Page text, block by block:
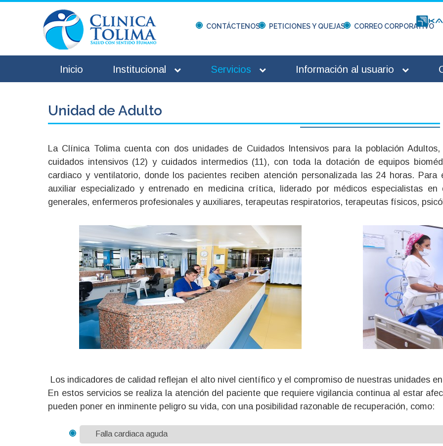
CONTÁCTENOS PETICIONES Y QUEJAS CORREO CORPORATIVO
Inicio Institucional Servicios Información al usuario
Unidad de Adulto
La Clínica Tolima cuenta con dos unidades de Cuidados Intensivos para la población
cuidados intensivos (12) y cuidados intermedios (11), con toda la dotación de equipos
cardiaco y ventilatorio, donde los pacientes reciben atención personalizada las 24 horas.
auxiliar especializado y entrenado en medicina crítica, liderado por médicos especialistas
generales, enfermeros profesionales y auxiliares, terapeutas respiratorios, terapeutas físicos,
Los indicadores de calidad reflejan el alto nivel científico y el compromiso de nuestras unidades
En estos servicios se realiza la atención del paciente que requiere vigilancia continua al estar
pueden poner en inminente peligro su vida, con una posibilidad razonable de recuperación, como:
Falla cardiaca aguda